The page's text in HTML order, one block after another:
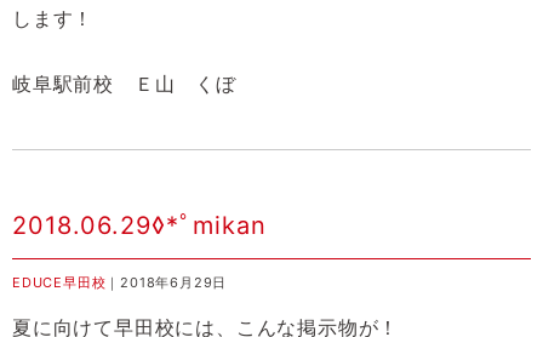
します！
岐阜駅前校 Ｅ山 くぼ
2018.06.29◊*ﾟmikan
EDUCE早田校 ｜2018年6月29日
夏に向けて早田校には、こんな掲示物が！